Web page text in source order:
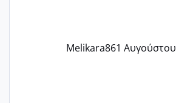
Melikara861 Αυγούστου